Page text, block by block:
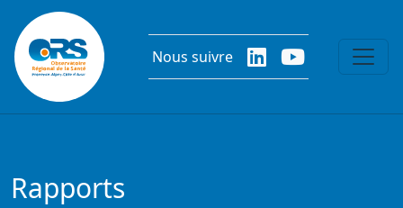
Aller au contenu principal
Nous suivre
Rapports